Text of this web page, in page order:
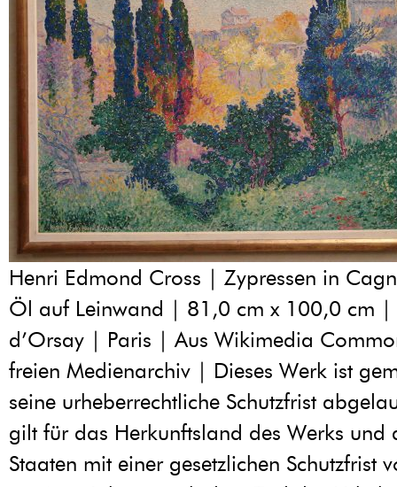
Henri Edmond Cross | Zypressen in
Öl auf Leinwand | 81,0 cm x 100,0 cm |
d’Orsay | Paris | Aus Wikimedia
freien Medienarchiv | Dieses Werk ist
seine urheberrechtliche Schutzfrist
gilt für das Herkunftsland des Werks und
Staaten mit einer gesetzlichen Schutzfrist